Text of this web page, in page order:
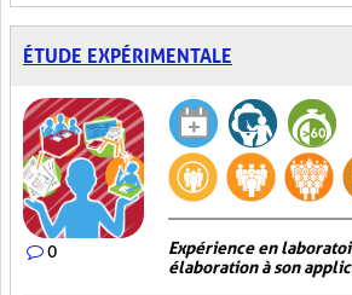
ÉTUDE EXPÉRIMENTALE
0
Expérience en
élaboration à son